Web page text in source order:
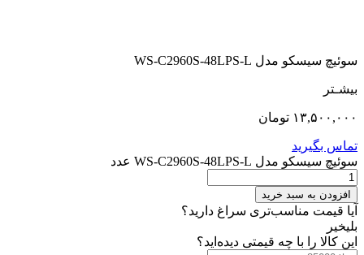
سوئیچ سیسکو مدل WS-C2960S-48LPS-L
بیشـتر
۱۳,۵۰۰,۰۰۰ تومان
تماس بگیرید
سوئیچ سیسکو مدل WS-C2960S-48LPS-L عدد
افزودن به سبد خرید
آیا قیمت مناسب‌تری سراغ دارید؟
بلیخیر
این کالا را با چه قیمتی دیده‌اید؟